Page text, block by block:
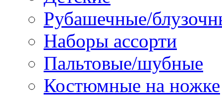
Рубашечные/
Наборы ассорти
Пальтовые/шубные
Костюмные на ножке